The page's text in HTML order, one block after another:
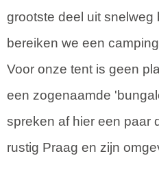
grootste deel uit snelweg
bereiken we een
Voor onze tent is geen
een zogenaamde
spreken af hier een paar
rustig Praag en zijn